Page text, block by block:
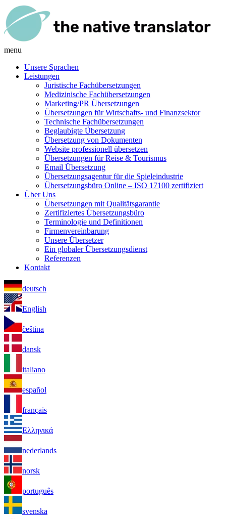
menu
Unsere Sprachen
Leistungen
Juristische Fachübersetzungen
Medizinische Fachübersetzungen
Marketing/PR Übersetzungen
Übersetzungen für Wirtschafts- und Finanzsektor
Technische Fachübersetzungen
Beglaubigte Übersetzung
Übersetzung von Dokumenten
Website professionell übersetzen
Übersetzungen für Reise & Tourismus
Email Übersetzung
Übersetzungsagentur für die Spieleindustrie
Übersetzungsbüro Online – ISO 17100 zertifiziert
Über Uns
Übersetzungen mit Qualitätsgarantie
Zertifiziertes Übersetzungsbüro
Terminologie und Definitionen
Firmenvereinbarung
Unsere Übersetzer
Ein globaler Übersetzungsdienst
Referenzen
Kontakt
deutsch
English
čeština
dansk
italiano
español
français
Ελληνικά
nederlands
norsk
português
svenska